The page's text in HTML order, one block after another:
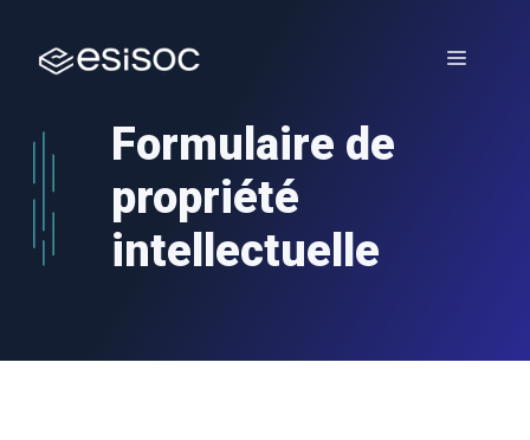
contenu
Menu
Formulaire de
propriété
intellectuelle